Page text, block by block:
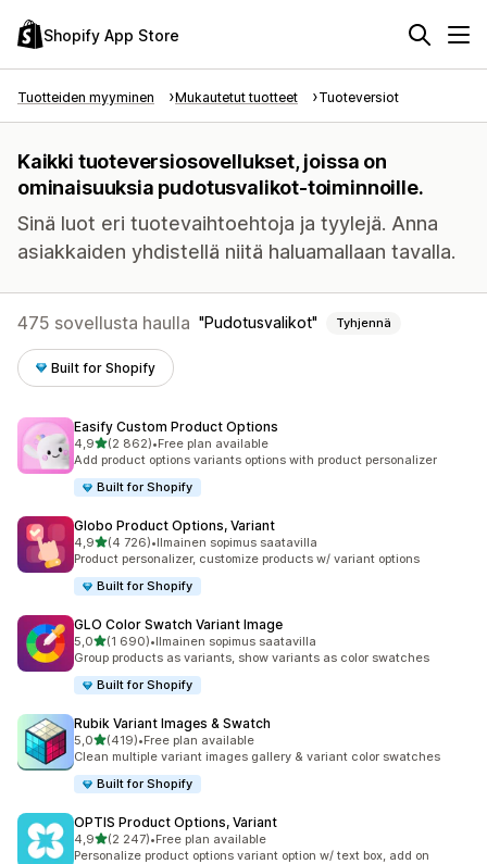
Shopify App Store
Tuotteiden myyminen Mukautetut tuotteet Tuoteversiot
Kaikki tuoteversiosovellukset, joissa on
ominaisuuksia pudotusvalikot-toiminnoille.
Sinä luot eri tuotevaihtoehtoja ja tyylejä. Anna
asiakkaiden yhdistellä niitä haluamallaan tavalla.
475 sovellusta haulla Pudotusvalikot Tyhjennä
Built for Shopify
Easify Custom Product Options
4,9/ 5 tähteä
(2 862)
2862 arvostelua yhteensä
•Free plan available
Add product options variants options with product personalizer
Built for Shopify
Globo Product Options, Variant
4,9/ 5 tähteä
(4 726)
4726 arvostelua yhteensä
•Ilmainen sopimus saatavilla
Product personalizer, customize products w/ variant options
Built for Shopify
GLO Color Swatch Variant Image
5,0/ 5 tähteä
(1 690)
1690 arvostelua yhteensä
•Ilmainen sopimus saatavilla
Group products as variants, show variants as color swatches
Built for Shopify
Rubik Variant Images & Swatch
5,0/ 5 tähteä
(419)
419 arvostelua yhteensä
•Free plan available
Clean multiple variant images gallery & variant color swatches
Built for Shopify
OPTIS Product Options, Variant
4,9/ 5 tähteä
(2 247)
2247 arvostelua yhteensä
•Free plan available
Personalize product options variant option w/ text box, add on